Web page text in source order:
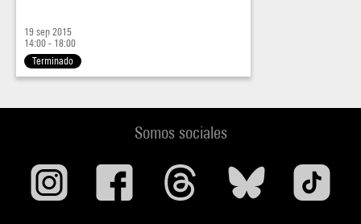
19 sep 2015
14:00 - 18:00
Terminado
Somos sociales